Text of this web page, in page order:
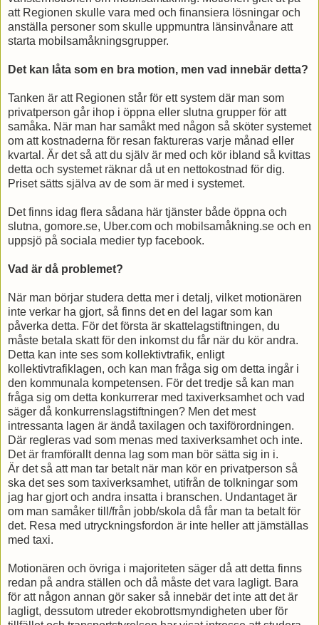
att Regionen skulle vara med och finansiera lösningar och
anställa personer som skulle uppmuntra länsinvånare att
starta mobilsamåkningsgrupper.
Det kan låta som en bra motion, men vad innebär detta?
Tanken är att Regionen står för ett system där man som
privatperson går ihop i öppna eller slutna grupper för att
samåka. När man har samåkt med någon så sköter systemet
om att kostnaderna för resan faktureras varje månad eller
kvartal. Är det så att du själv är med och kör ibland så kvittas
detta och systemet räknar då ut en nettokostnad för dig.
Priset sätts själva av de som är med i systemet.
Det finns idag flera sådana här tjänster både öppna och
slutna, gomore.se, Uber.com och mobilsamåkning.se och en
uppsjö på sociala medier typ facebook.
Vad är då problemet?
När man börjar studera detta mer i detalj, vilket motionären
inte verkar ha gjort, så finns det en del lagar som kan
påverka detta. För det första är skattelagstiftningen, du
måste betala skatt för den inkomst du får när du kör andra.
Detta kan inte ses som kollektivtrafik, enligt
kollektivtrafiklagen, och kan man fråga sig om detta ingår i
den kommunala kompetensen. För det tredje så kan man
fråga sig om detta konkurrerar med taxiverksamhet och vad
säger då konkurrenslagstiftningen? Men det mest
intressanta lagen är ändå taxilagen och taxiförordningen.
Där regleras vad som menas med taxiverksamhet och inte.
Det är framförallt denna lag som man bör sätta sig in i.
Är det så att man tar betalt när man kör en privatperson så
ska det ses som taxiverksamhet, utifrån de tolkningar som
jag har gjort och andra insatta i branschen. Undantaget är
om man samåker till/från jobb/skola då får man ta betalt för
det. Resa med utryckningsfordon är inte heller att jämställas
med taxi.
Motionären och övriga i majoriteten säger då att detta finns
redan på andra ställen och då måste det vara lagligt. Bara
för att någon annan gör saker så innebär det inte att det är
lagligt, dessutom utreder ekobrottsmyndigheten uber för